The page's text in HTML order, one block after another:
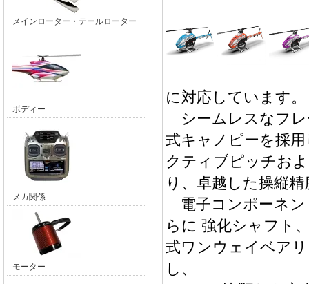
メインローター・テールローター
ボディー
メカ関係
モーター
に対応しています。
シームレスなフレ
式キャノピーを採
クティブピッチお
り、卓越した操縦
電子コンポーネン
らに 強化シャフト
式ワンウェイベア
し、